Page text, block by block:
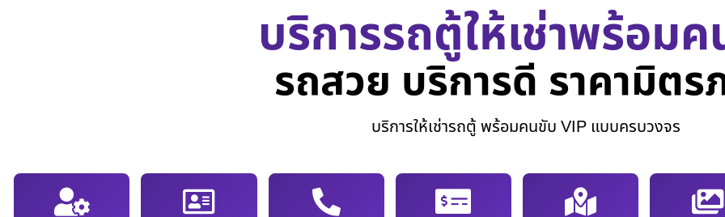
บริการรถตู้ให้เช่าพร้อม
รถสวย บริการดี ราคามิตร
บริการให้เช่ารถตู้ พร้อมคนขับ VIP แบบครบวงจร